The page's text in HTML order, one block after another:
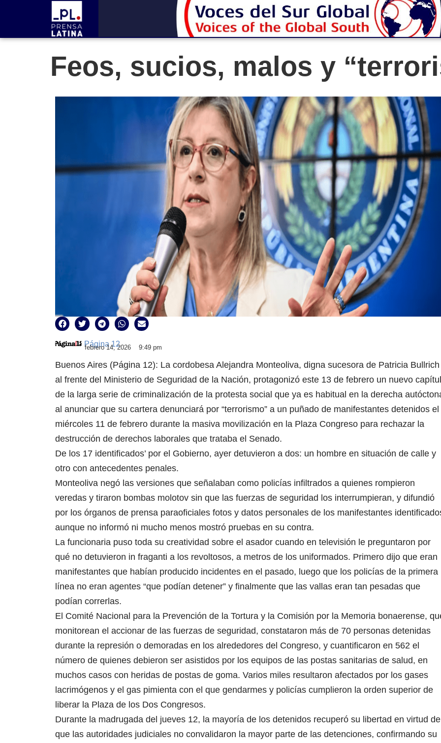
Feos, sucios, malos y
Página 12
febrero 14, 2026 9:49 pm
Buenos Aires (Página 12): La cordobesa Alejandra Monteoliva, digna sucesora de Patricia Bullrich
al frente del Ministerio de Seguridad de la Nación, protagonizó este 13 de febrero un nuevo
de la larga serie de criminalización de la protesta social que ya es habitual en la derecha
al anunciar que su cartera denunciará por “terrorismo” a un puñado de manifestantes detenidos el
miércoles 11 de febrero durante la masiva movilización en la Plaza Congreso para rechazar la
destrucción de derechos laborales que trataba el Senado.
De los 17 identificados’ por el Gobierno, ayer detuvieron a dos: un hombre en situación de calle y
otro con antecedentes penales.
Monteoliva negó las versiones que señalaban como policías infiltrados a quienes rompieron
veredas y tiraron bombas molotov sin que las fuerzas de seguridad los interrumpieran, y difundió
por los órganos de prensa paraoficiales fotos y datos personales de los manifestantes
aunque no informó ni mucho menos mostró pruebas en su contra.
La funcionaria puso toda su creatividad sobre el asador cuando en televisión le preguntaron por
qué no detuvieron in fraganti a los revoltosos, a metros de los uniformados. Primero dijo que eran
manifestantes que habían producido incidentes en el pasado, luego que los policías de la primera
línea no eran agentes “que podían detener” y finalmente que las vallas eran tan pesadas que
podían correrlas.
El Comité Nacional para la Prevención de la Tortura y la Comisión por la Memoria bonaerense,
monitorean el accionar de las fuerzas de seguridad, constataron más de 70 personas detenidas
durante la represión o demoradas en los alrededores del Congreso, y cuantificaron en 562 el
número de quienes debieron ser asistidos por los equipos de las postas sanitarias de salud, en
muchos casos con heridas de postas de goma. Varios miles resultaron afectados por los gases
lacrimógenos y el gas pimienta con el que gendarmes y policías cumplieron la orden superior de
liberar la Plaza de los Dos Congresos.
Durante la madrugada del jueves 12, la mayoría de los detenidos recuperó su libertad en virtud de
que las autoridades judiciales no convalidaron la mayor parte de las detenciones, confirmando su